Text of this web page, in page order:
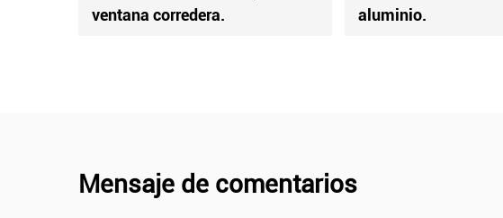
aluminio.
Mensaje de comentarios